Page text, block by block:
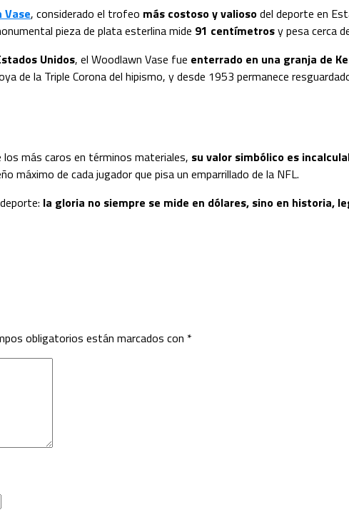
Vase, considerado el trofeo más costoso y valiosodel deporte en
pieza de plata esterlina mide 91 centímetrosy pesa cerca
Unidos, el Woodlawn Vase fue enterrado en una granja de
de la Triple Corona del hipismo, y desde 1953 permanece
más caros en términos materiales, su valor simbólico es
máximo de cada jugador que pisa un emparrillado de la NFL.
la gloria no siempre se mide en dólares, sino en historia,
obligatorios están marcados con *